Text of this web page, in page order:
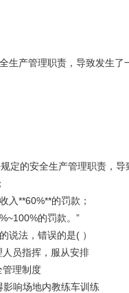
生产管理职责，导致发生
定的安全生产管理职责，
入**60%**的罚款；
的罚款。”
说法，错误的是( ）
员指挥，服从安排
管理制度
响场地内教练车训练